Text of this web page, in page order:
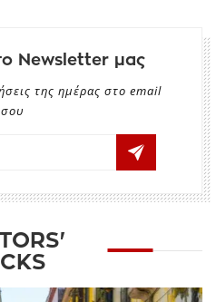
Newsletter μας
της ημέρας στο email
σου